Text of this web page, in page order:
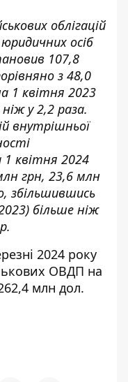
облігацій
осіб
107,8
з 48,0
1 квітня 2023
у 2,2 раза.
внутрішньої
квітня 2024
грн, 23,6 млн
збільшившись
більше ніж
2024 року
ОВДП на
млн дол.